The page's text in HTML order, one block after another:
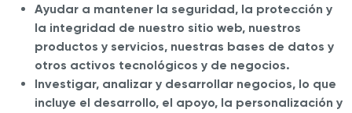
Ayudar a mantener la seguridad, la protección y
la integridad de nuestro sitio web, nuestros
productos y servicios, nuestras bases de datos y
otros activos tecnológicos y de negocios.
Investigar, analizar y desarrollar negocios, lo que
incluye el desarrollo, el apoyo, la personalización y